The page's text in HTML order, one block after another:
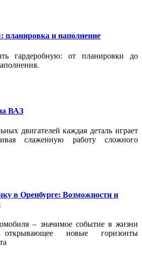
планировка и наполнение
гардеробную: от планировки до
ВАЗ
двигателей каждая деталь играет
слаженную работу сложного
в Оренбурге: Возможности и
– значимое событие в жизни
новые горизонты